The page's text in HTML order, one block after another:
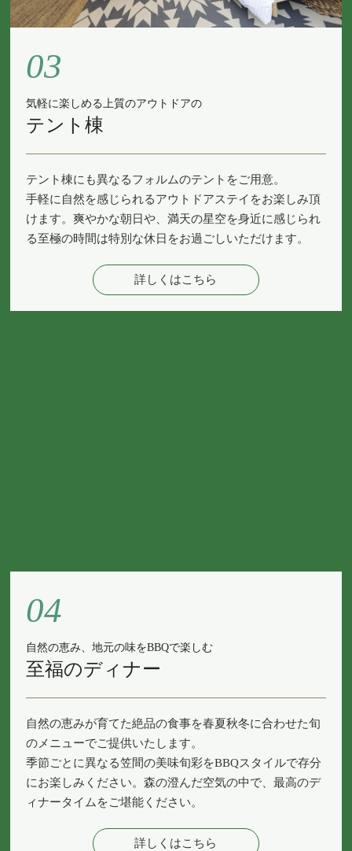
03
気軽に楽しめる上質のアウトドアの
テント棟
テント棟にも異なるフォルムのテントをご用意。
手軽に自然を感じられるアウトドアステイをお楽しみ頂
けます。爽やかな朝日や、満天の星空を身近に感じられ
る至極の時間は特別な休日をお過ごしいただけます。
詳しくはこちら
04
自然の恵み、地元の味をBBQで楽しむ
至福のディナー
自然の恵みが育てた絶品の食事を春夏秋冬に合わせた旬
のメニューでご提供いたします。
季節ごとに異なる笠間の美味旬彩をBBQスタイルで存分
にお楽しみください。森の澄んだ空気の中で、最高のデ
ィナータイムをご堪能ください。
詳しくはこちら